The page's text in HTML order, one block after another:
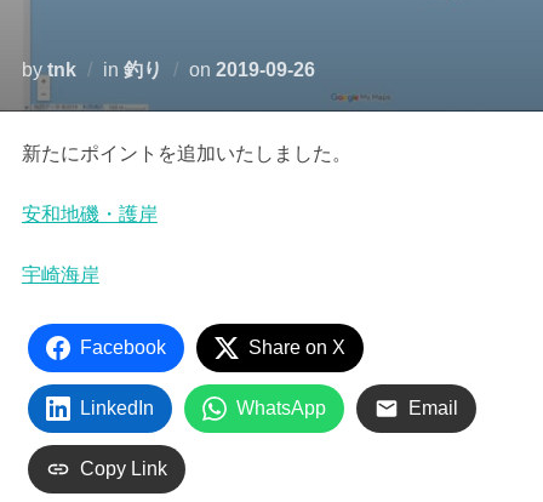
by tnk in 釣り on 投
2019-09-26
新たにポイントを追加いたしました。
安和地磯・護岸
宇崎海岸
Facebook Share on X
LinkedIn WhatsApp Email
Copy Link